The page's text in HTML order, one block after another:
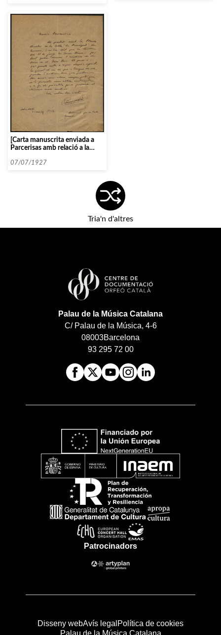
[Carta manuscrita enviada a
Parcerisas amb relació a la
07/07/1927
Tria'n d'altres
Palau de la Música Catalana
C/ Palau de la Música, 4-6
08003Barcelona
93 295 72 00
Patrocinadors
Disseny webAvís legal Política de cookies
Palau de la Música Catalana